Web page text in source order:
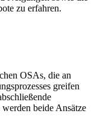
zu erfahren.
OSAs, die an
greifen
beide Ansätze